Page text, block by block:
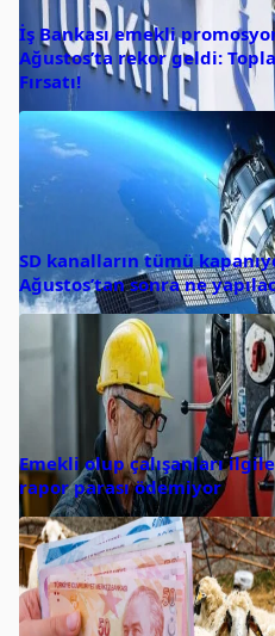
İş Bankası emekli
Ağustos’ta rekor geldi:
Fırsatı!
SD kanalların tümü
Ağustos’tan sonra ne
Emekli olup çalışanları
rapor parası ödemiyor